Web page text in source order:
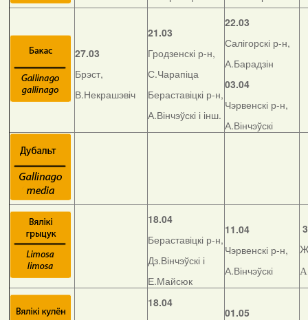
27.03
Брэст,
В.Некрашэвіч
21.03
Гродзенскі р-н,
С.Чарапіца
Бераставіцкі р-н,
А.Вінчэўскі і інш.
22.03
Салігорскі р-н,
А.Барадзін
03.04
Чэрвенскі р-н,
А.Вінчэўскі
18.04
Бераставіцкі р-н,
Дз.Вінчэўскі і
Е.Майсюк
11.04
Чэрвенскі р-н,
А.Вінчэўскі
18.04
01.05